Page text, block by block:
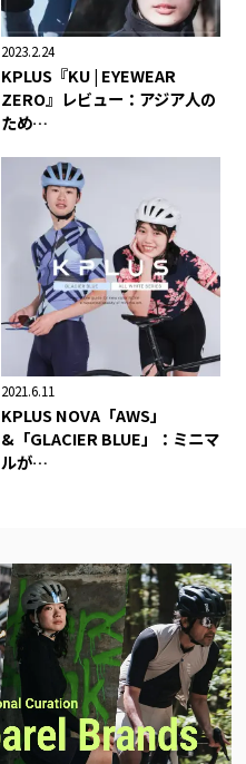
2023.2.24
KPLUS『KU | EYEWEAR
ZERO』レビュー：アジア人の
ため…
2021.6.11
KPLUS NOVA「AWS」
&「GLACIER BLUE」：ミニマ
ルが…